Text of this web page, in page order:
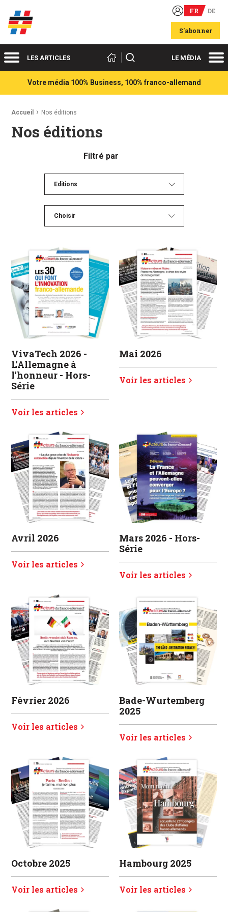
Acteurs du franco-allemand FR DE
S'abonner
MenuLES ARTICLES Rechercher LE MÉDIA
Votre média 100% Business, 100% franco-allemand
Fil d'Ariane :
Accueil Nos éditions
Nos éditions
Filtré par
Editions
Choisir
VivaTech 2026 -
L'Allemagne à
l'honneur - Hors-
Série
Voir les articles
Mai 2026
Voir les articles
Avril 2026
Voir les articles
Mars 2026 - Hors-
Série
Voir les articles
Février 2026
Voir les articles
Bade-Wurtemberg
2025
Voir les articles
Octobre 2025
Voir les articles
Hambourg 2025
Voir les articles